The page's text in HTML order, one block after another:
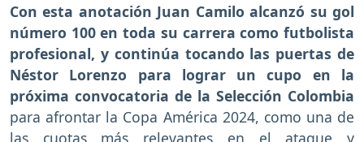
Con esta anotación Juan Camilo alcanzó su gol
número 100 en toda su carrera como futbolista
profesional, y continúa tocando las puertas de
Néstor Lorenzo para lograr un cupo en la
próxima convocatoria de la Selección Colombia
para afrontar la Copa América 2024, como una de
las cuotas más relevantes en el ataque y